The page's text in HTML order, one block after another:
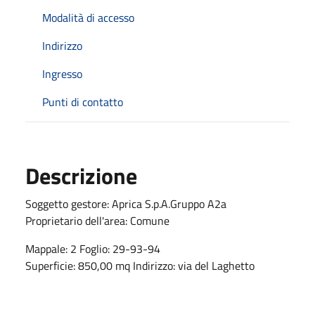
Modalità di accesso
Indirizzo
Ingresso
Punti di contatto
Descrizione
Soggetto gestore: Aprica S.p.A.Gruppo A2a
Proprietario dell'area: Comune
Mappale: 2 Foglio: 29-93-94
Superficie: 850,00 mq Indirizzo: via del Laghetto